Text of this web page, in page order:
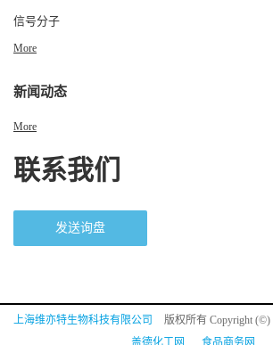
信号分子
More
新闻动态
More
联系我们
发送询盘
上海维亦特生物科技有限公司 版权所有 Copyright (©)
盖德化工网
食品商务网